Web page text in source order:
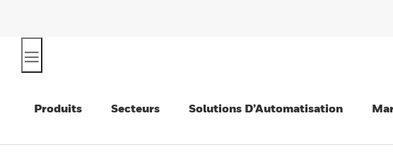
Produits Secteurs Solutions D’Automatisation